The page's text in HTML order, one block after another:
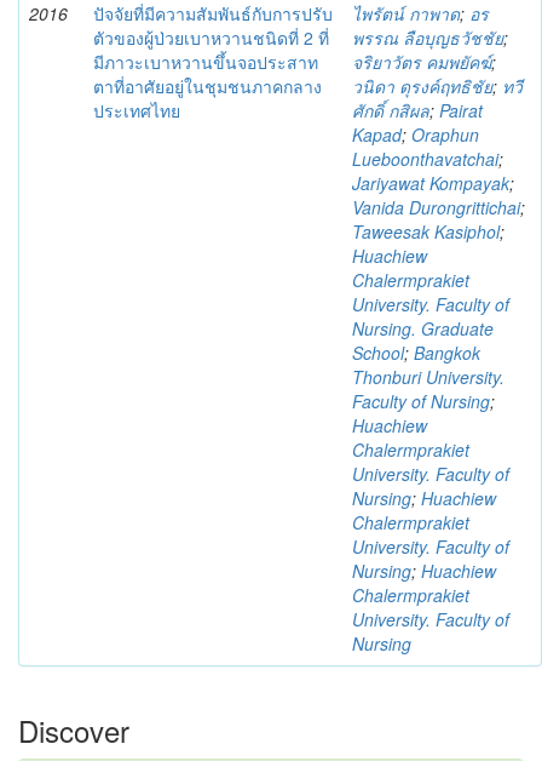
2016
ปัจจัยที่มีความสัมพันธ์กับการปรับ
ตัวของผู้ป่วยเบาหวานชนิดที่ 2 ที่
มีภาวะเบาหวานขึ้นจอประสาท
ตาที่อาศัยอยู่ในชุมชนภาคกลาง
ประเทศไทย
ไพรัตน์ กาพาด; อร
พรรณ ลือบุญธวัชชัย;
จริยาวัตร คมพยัคฆ์;
วนิดา ดุรงค์ฤทธิชัย; ทวี
ศักดิ์ กสิผล; Pairat
Kapad; Oraphun
Lueboonthavatchai;
Jariyawat Kompayak;
Vanida Durongrittichai;
Taweesak Kasiphol;
Huachiew
Chalermprakiet
University. Faculty of
Nursing. Graduate
School; Bangkok
Thonburi University.
Faculty of Nursing;
Huachiew
Chalermprakiet
University. Faculty of
Nursing; Huachiew
Chalermprakiet
University. Faculty of
Nursing; Huachiew
Chalermprakiet
University. Faculty of
Nursing
Discover